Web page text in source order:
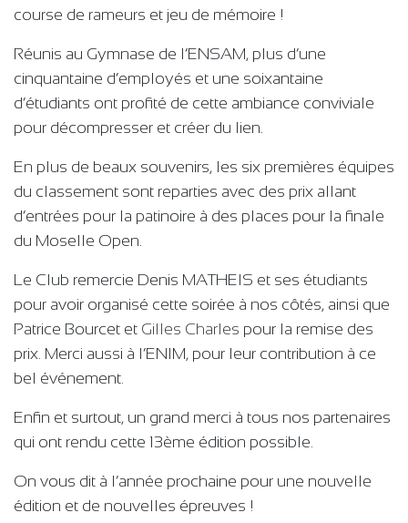
course de rameurs et jeu de mémoire !
Réunis au Gymnase de l’ENSAM, plus d’une
cinquantaine d’employés et une soixantaine
d’étudiants ont profité de cette ambiance conviviale
pour décompresser et créer du lien.
En plus de beaux souvenirs, les six premières équipes
du classement sont reparties avec des prix allant
d’entrées pour la patinoire à des places pour la finale
du Moselle Open.
Le Club remercie Denis MATHEIS et ses étudiants
pour avoir organisé cette soirée à nos côtés, ainsi que
Patrice Bourcet et Gilles Charles pour la remise des
prix. Merci aussi à l’ENIM, pour leur contribution à ce
bel événement.
Enfin et surtout, un grand merci à tous nos partenaires
qui ont rendu cette 13ème édition possible.
On vous dit à l’année prochaine pour une nouvelle
édition et de nouvelles épreuves !